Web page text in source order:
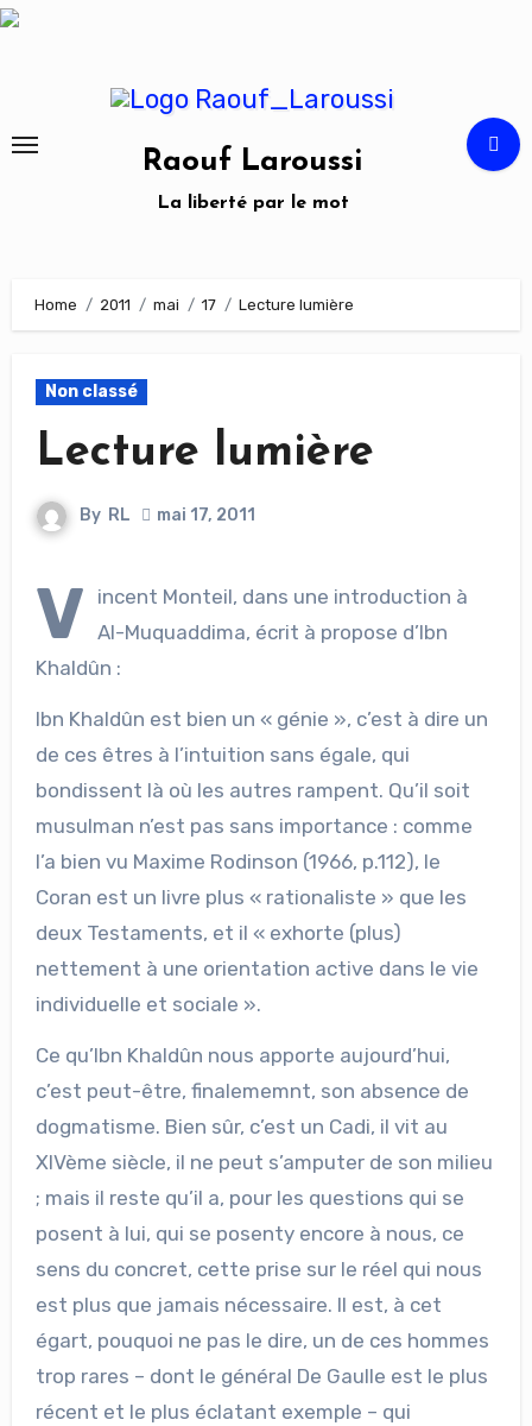
Skip
Raouf Laroussi
La liberté par le mot
Home 2011 mai 17 Lecture lumière
Non classé
Lecture lumière
By RL mai 17, 2011
V
incent Monteil, dans une introduction à
Al-Muquaddima, écrit à propose d’Ibn
Khaldûn :
Ibn Khaldûn est bien un « génie », c’est à dire un
de ces êtres à l’intuition sans égale, qui
bondissent là où les autres rampent. Qu’il soit
musulman n’est pas sans importance : comme
l’a bien vu Maxime Rodinson (1966, p.112), le
Coran est un livre plus « rationaliste » que les
deux Testaments, et il « exhorte (plus)
nettement à une orientation active dans le vie
individuelle et sociale ».
Ce qu’Ibn Khaldûn nous apporte aujourd’hui,
c’est peut-être, finalememnt, son absence de
dogmatisme. Bien sûr, c’est un Cadi, il vit au
XIVème siècle, il ne peut s’amputer de son milieu
; mais il reste qu’il a, pour les questions qui se
posent à lui, qui se posenty encore à nous, ce
sens du concret, cette prise sur le réel qui nous
est plus que jamais nécessaire. Il est, à cet
égart, pouquoi ne pas le dire, un de ces hommes
trop rares – dont le général De Gaulle est le plus
récent et le plus éclatant exemple – qui